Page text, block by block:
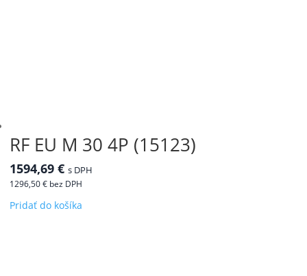
RF EU M 30 4P (15123)
1594,69 € s DPH
1296,50€ bez DPH
Pridať do košíka